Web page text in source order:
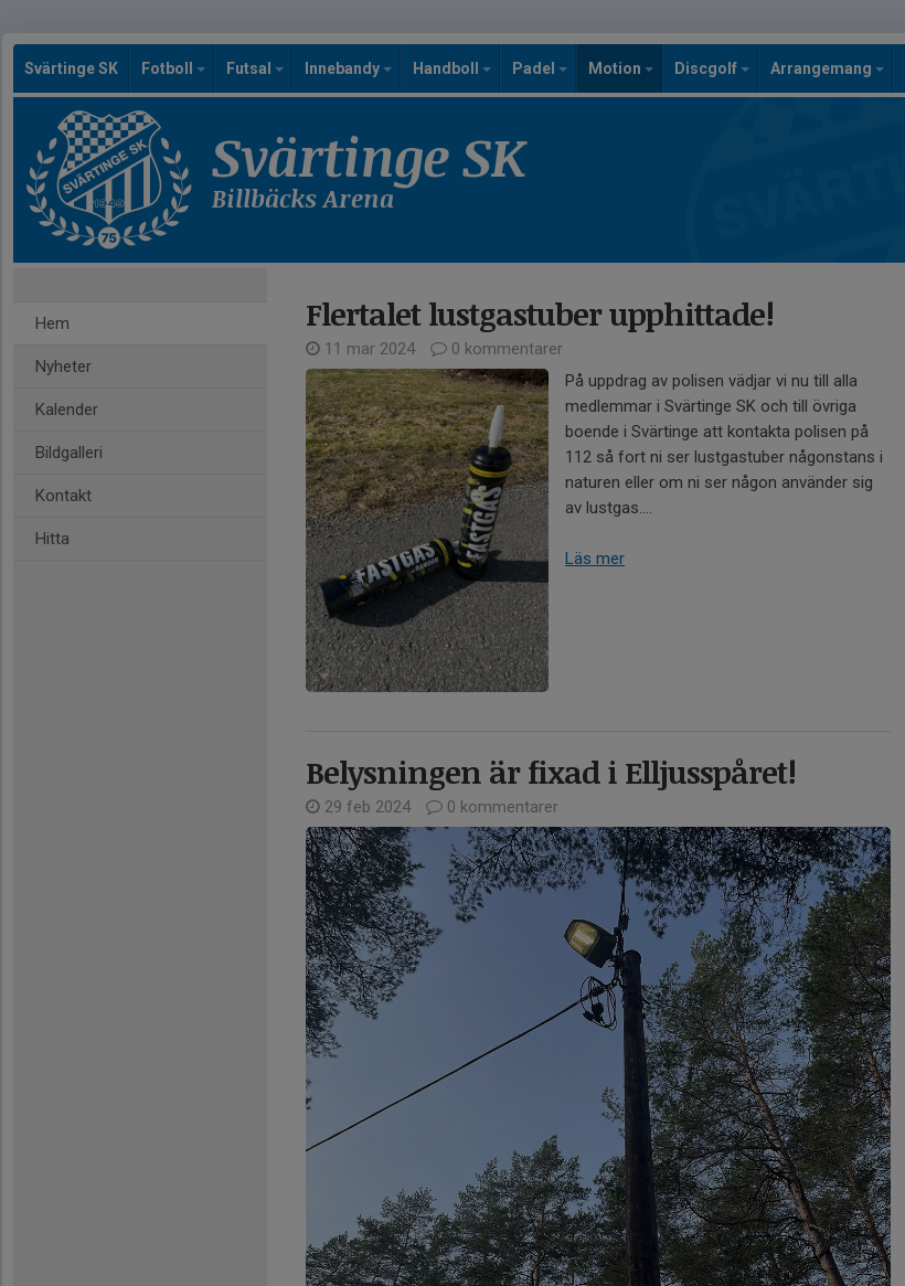
Svärtinge SK Fotboll Futsal Innebandy Handboll Padel Motion Discgolf Arrangemang
Svärtinge SK
Billbäcks Arena
Hem
Nyheter
Kalender
Bildgalleri
Kontakt
Hitta
Flertalet lustgastuber upphittade!
11 mar 2024
0 kommentarer
På uppdrag av polisen vädjar vi nu till alla
medlemmar i Svärtinge SK och till övriga
boende i Svärtinge att kontakta polisen på
112 så fort ni ser lustgastuber någonstans i
naturen eller om ni ser någon använder sig
av lustgas....
Läs mer
Belysningen är fixad i Elljusspåret!
29 feb 2024 0 kommentarer